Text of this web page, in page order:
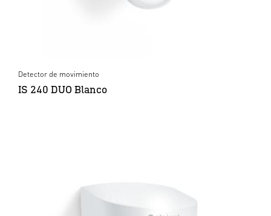
Detector de movimiento
IS 240 DUO Blanco